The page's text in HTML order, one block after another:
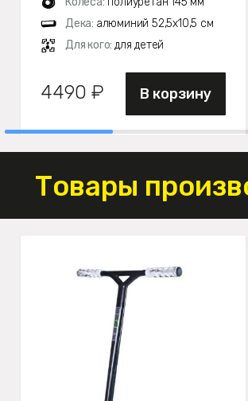
Дека: алюминий 52,5х10,5 см
Для кого: для детей
4490 ₽ В корзину
Товары